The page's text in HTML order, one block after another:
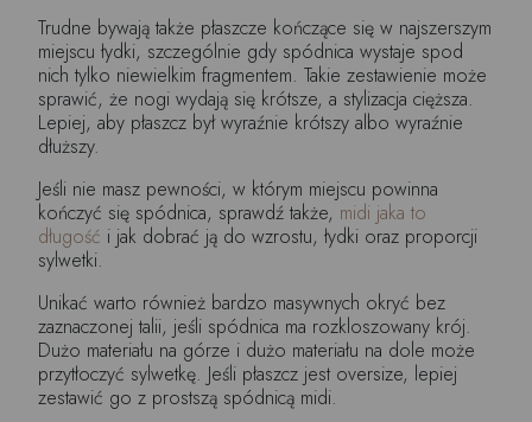
Trudne bywają także płaszcze kończące się w najszerszym
miejscu łydki, szczególnie gdy spódnica wystaje spod
nich tylko niewielkim fragmentem. Takie zestawienie może
sprawić, że nogi wydają się krótsze, a stylizacja cięższa.
Lepiej, aby płaszcz był wyraźnie krótszy albo wyraźnie
dłuższy.
Jeśli nie masz pewności, w którym miejscu powinna
kończyć się spódnica, sprawdź także, midi jaka to
długość i jak dobrać ją do wzrostu, łydki oraz proporcji
sylwetki.
Unikać warto również bardzo masywnych okryć bez
zaznaczonej talii, jeśli spódnica ma rozkloszowany krój.
Dużo materiału na górze i dużo materiału na dole może
przytłoczyć sylwetkę. Jeśli płaszcz jest oversize, lepiej
zestawić go z prostszą spódnicą midi.